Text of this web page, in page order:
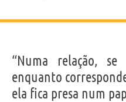
“Numa relação,
enquanto
ela fica presa num